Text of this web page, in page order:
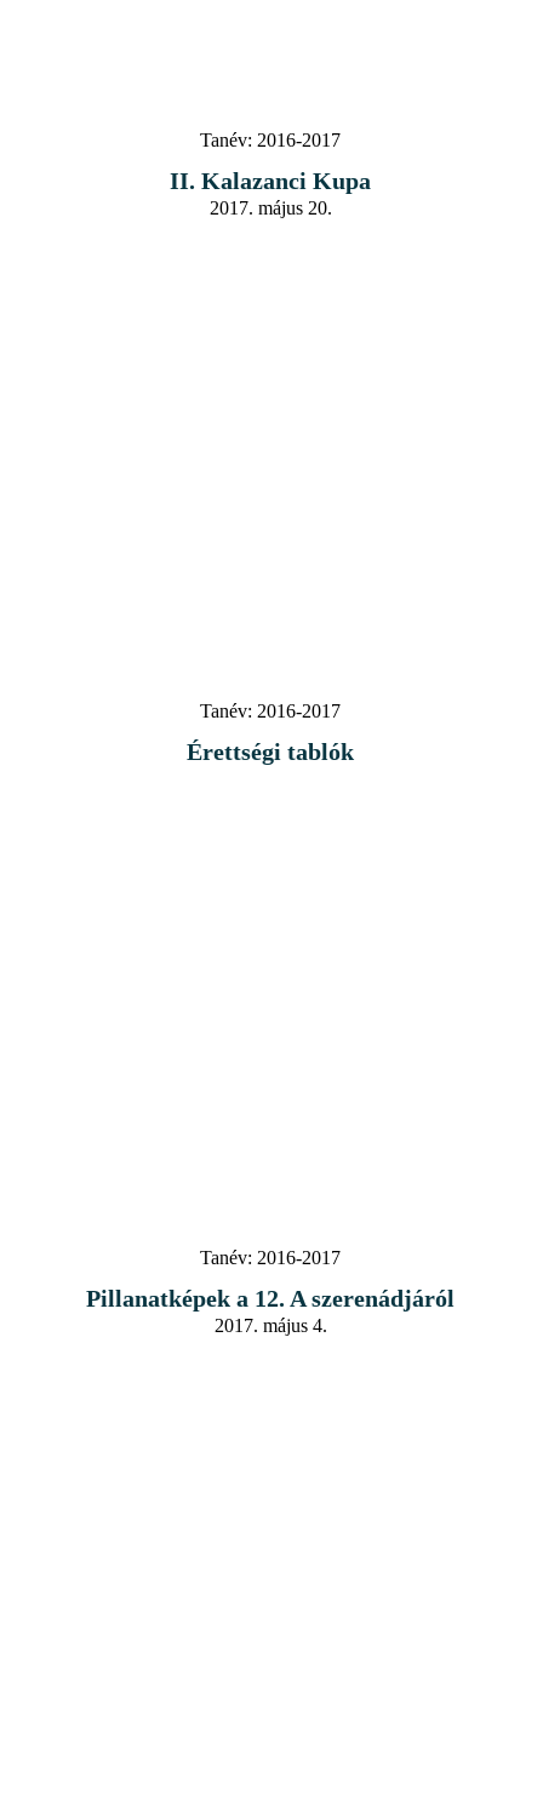
Tanév: 2016-2017
II. Kalazanci Kupa
2017. május 20.
Tanév: 2016-2017
Érettségi tablók
Tanév: 2016-2017
Pillanatképek a 12. A szerenádjáról
2017. május 4.